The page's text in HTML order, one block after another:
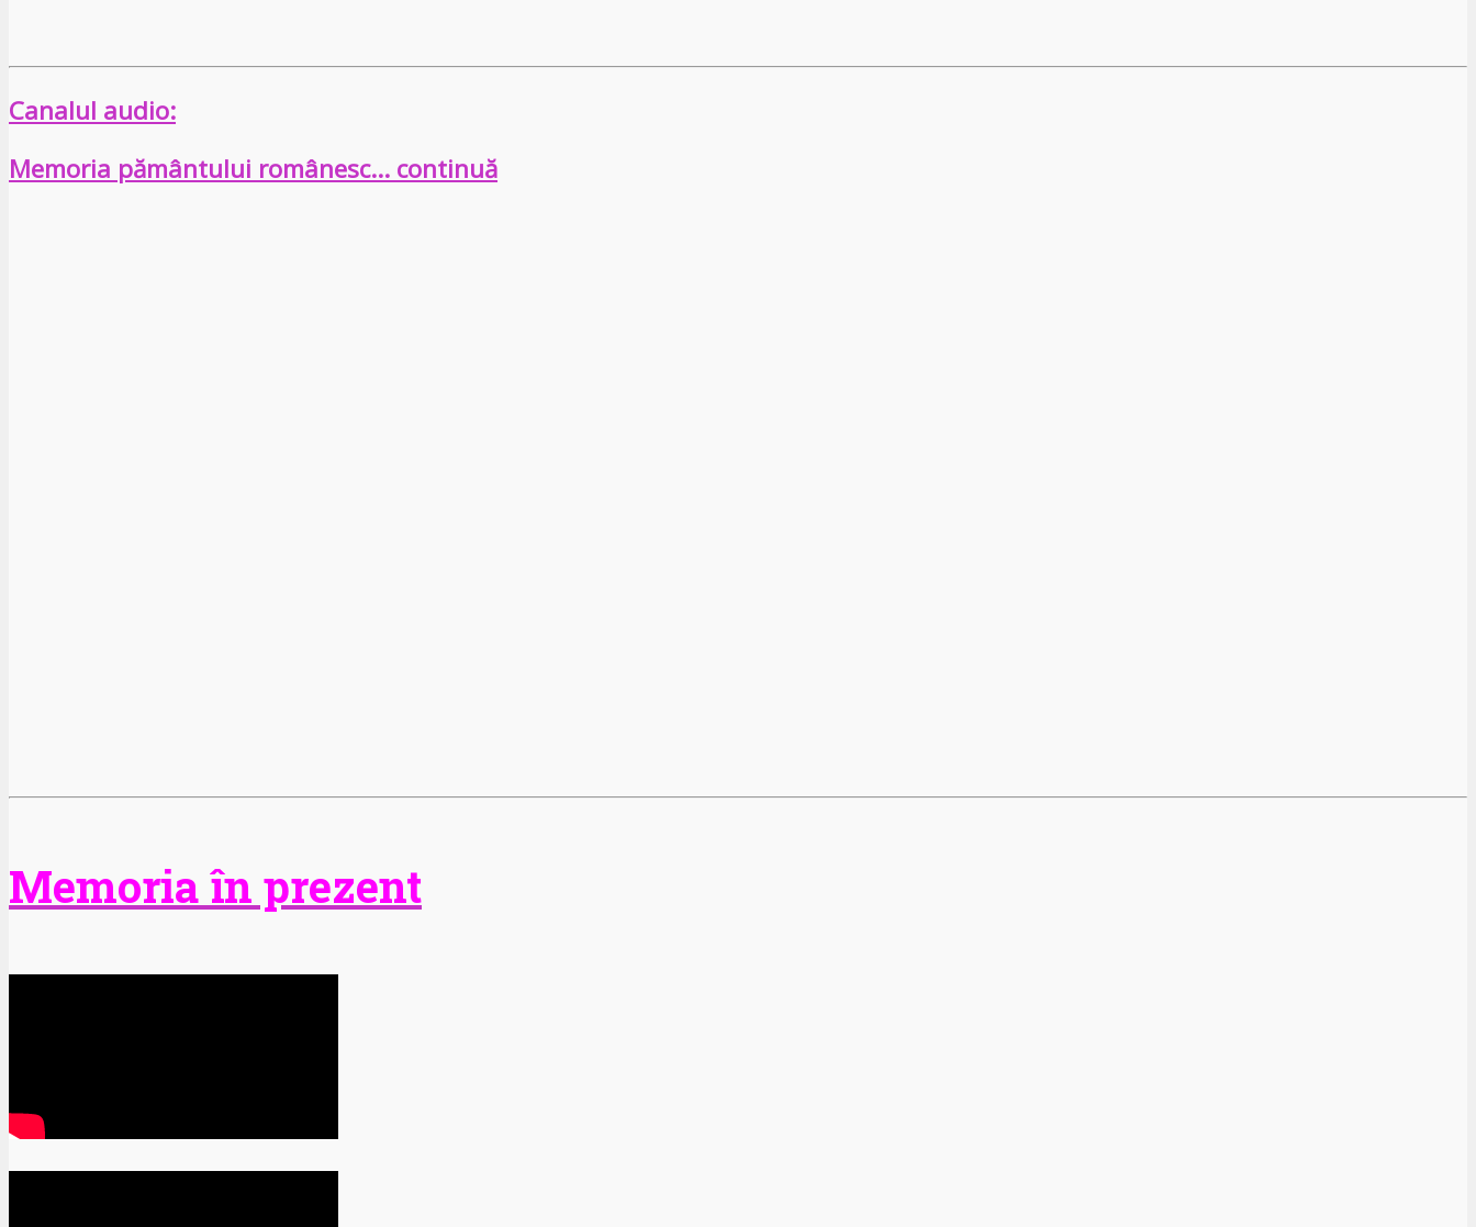
Canalul audio:
Memoria pământului românesc… continuă
Memoria în prezent